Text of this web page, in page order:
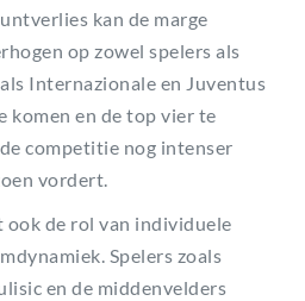
kan de marge
op zowel spelers als
Internazionale en Juventus
komen en de top vier te
competitie nog intenser
vordert.
de rol van individuele
Spelers zoals
en de middenvelders